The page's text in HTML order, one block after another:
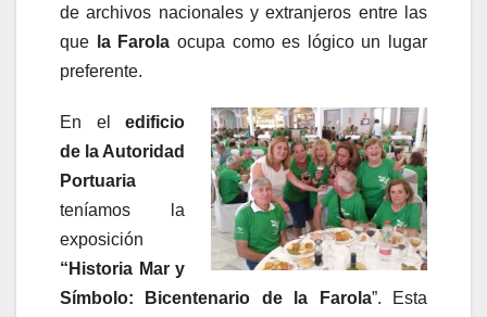
de archivos nacionales y extranjeros entre las
que
la Farola ocupa como es lógico un lugar
preferente.
En el edificio
de la Autoridad
Portuaria
teníamos la
exposición
“Historia Mar y
Símbolo: Bicentenario de la Farola”. Esta